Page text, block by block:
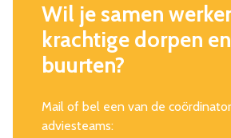
Wil je samen
krachtige dorpen en
buurten?
Mail of bel een van de
adviesteams: